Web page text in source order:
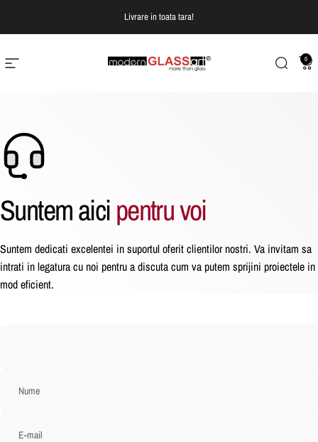
Livrare in toata tara!
Navigare pe site Modern Glass Art Cautare
0
Suntemaicipentruvoi
Suntem dedicati excelentei in suportul oferit clientilor nostri. Va invitam sa
intrati in legatura cu noi pentru a discuta cum va putem sprijini proiectele in
mod eficient.
Nume
E-mail